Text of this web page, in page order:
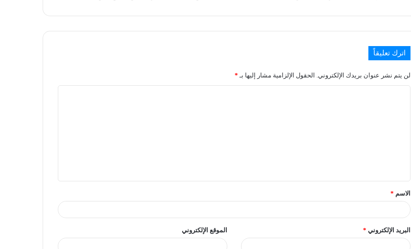
اترك تعليقاً
لن يتم نشر عنوان بريدك الإلكتروني. الحقول الإلزامية مشار إليها بـ *
الاسم *
البريد الإلكتروني * الموقع الإلكتروني